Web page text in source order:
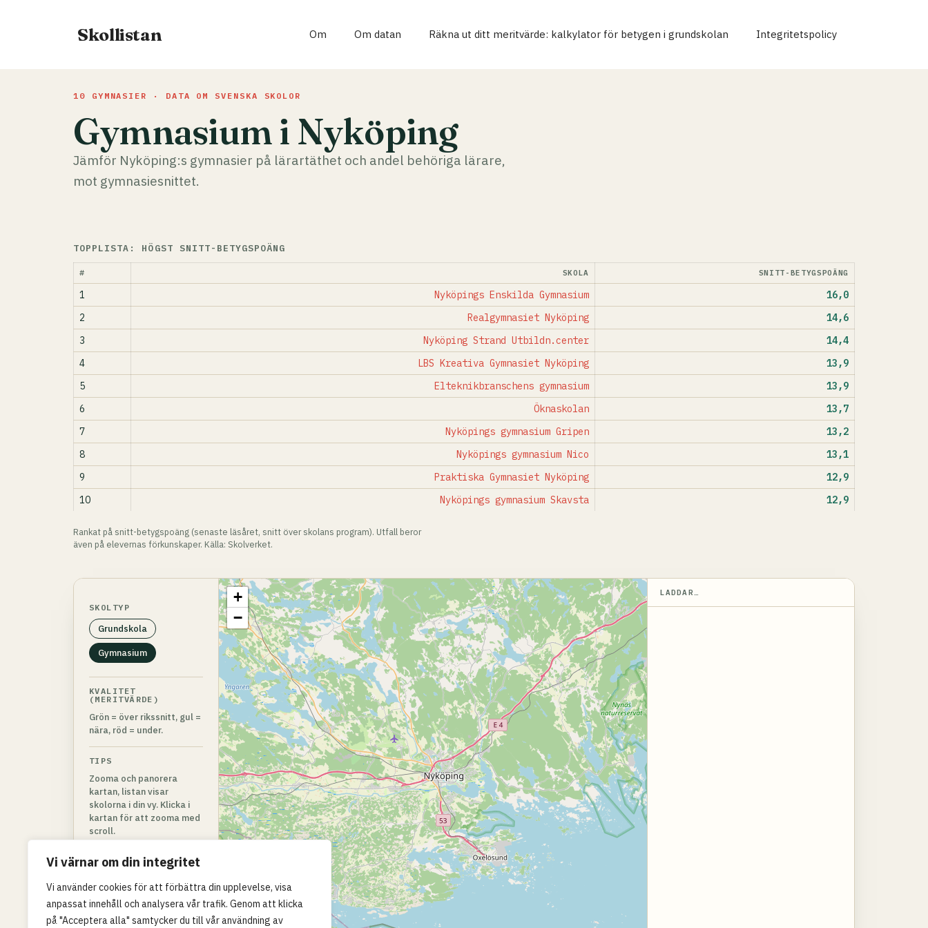
Vi värnar om din integritet
Vi använder cookies för att förbättra din upplevelse, visa
anpassat innehåll och analysera vår trafik. Genom att klicka
på "Acceptera alla" samtycker du till vår användning av
Skollistan Om Om datan Räkna ut ditt meritvärde: kalkylator för betygen i grundskolan Integritetspolicy
10 GYMNASIER · DATA OM SVENSKA SKOLOR
Gymnasium i Nyköping
Jämför Nyköping:s gymnasier på lärartäthet och andel behöriga lärare,
mot gymnasiesnittet.
TOPPLISTA: HÖGST SNITT-BETYGSPOÄNG
# SKOLA SNITT-BETYGSPOÄNG
1 Nyköpings Enskilda Gymnasium
16,0
2
Realgymnasiet Nyköping
14,6
3
Nyköping Strand Utbildn.center
14,4
4
LBS Kreativa Gymnasiet Nyköping
13,9
5
Elteknikbranschens gymnasium
13,9
6
Öknaskolan
13,7
7
Nyköpings gymnasium Gripen
13,2
8
Nyköpings gymnasium Nico
13,1
9
Praktiska Gymnasiet Nyköping
12,9
10
Nyköpings gymnasium Skavsta 12,9
Rankat på snitt-betygspoäng (senaste läsåret, snitt över skolans program). Utfall beror
även på elevernas förkunskaper. Källa: Skolverket.
SKOLTYP
Grundskola
Gymnasium
KVALITET
(MERITVÄRDE)
Grön = över rikssnitt, gul =
nära, röd = under.
TIPS
Zooma och panorera
kartan, listan visar
skolorna i din vy. Klicka i
kartan för att zooma med
scroll.
+
−
LADDAR…